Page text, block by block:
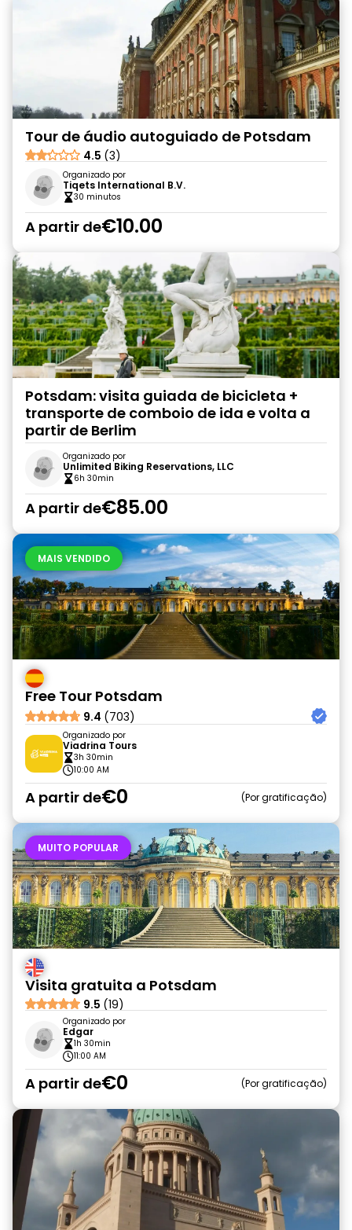
Tour de áudio autoguiado de Potsdam
4.5 (3)
Organizado por
Tiqets International B.V.
30 minutos
A partir de€10.00
Potsdam: visita guiada de bicicleta +
transporte de comboio de ida e volta a
partir de Berlim
Organizado por
Unlimited Biking Reservations, LLC
6h 30min
A partir de€85.00
MAIS VENDIDO
Free Tour Potsdam
9.4 (703)
Organizado por
Viadrina Tours
3h 30min
10:00 AM
A partir de€0 Por gratificação
MUITO POPULAR
Visita gratuita a Potsdam
9.5 (19)
Organizado por
Edgar
1h 30min
11:00 AM
A partir de€0 Por gratificação